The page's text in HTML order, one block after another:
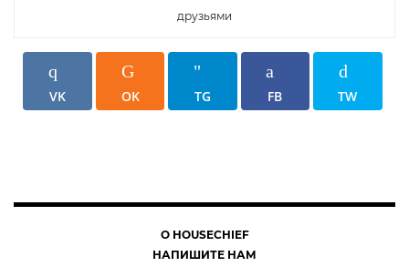
друзьями
VK OK TG FB TW
О HOUSECHIEF
НАПИШИТЕ НАМ